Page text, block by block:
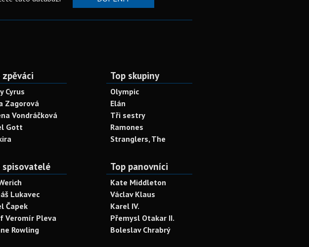
zpěváci
Cyrus
Zagorová
Vondráčková
Gott
Top skupiny
Olympic
Elán
Tři sestry
Ramones
Stranglers, The
spisovatelé
Lukavec
Čapek
Veromír Pleva
Rowling
Top panovníci
Kate Middleton
Václav Klaus
Karel IV.
Přemysl Otakar II.
Boleslav Chrabrý